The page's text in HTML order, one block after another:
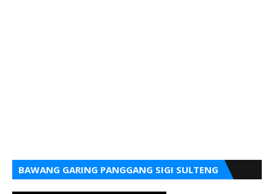
BAWANG GARING PANGGANG SIGI SULTENG